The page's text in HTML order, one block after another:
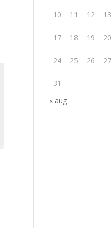
10 11 12 13
17 18 19 20
24 25 26 27
31
« aug